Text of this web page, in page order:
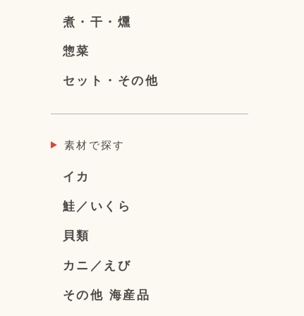
煮・干・燻
惣菜
セット・その他
素材で探す
イカ
鮭／いくら
貝類
カニ／えび
その他 海産品